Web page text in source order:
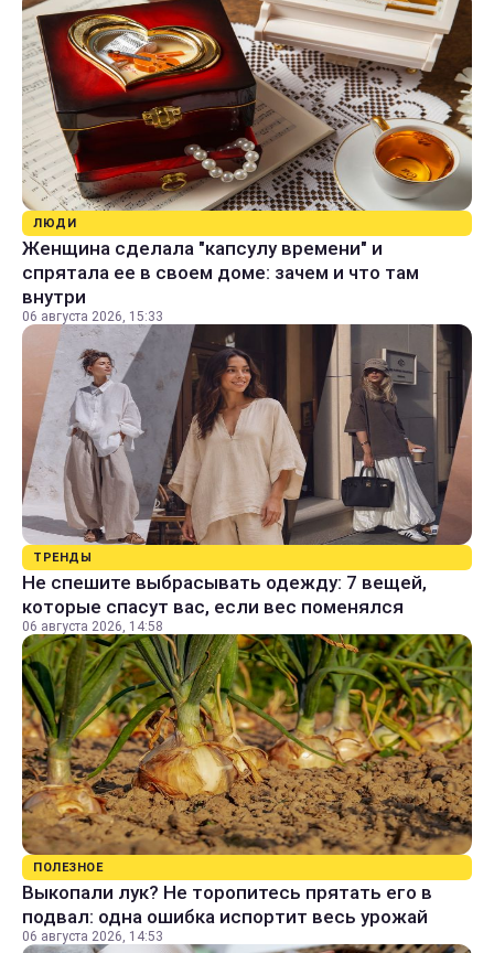
ЛЮДИ
Женщина сделала "капсулу времени" и
спрятала ее в своем доме: зачем и что там
внутри
06 августа 2026, 15:33
ТРЕНДЫ
Не спешите выбрасывать одежду: 7 вещей,
которые спасут вас, если вес поменялся
06 августа 2026, 14:58
ПОЛЕЗНОЕ
Выкопали лук? Не торопитесь прятать его в
подвал: одна ошибка испортит весь урожай
06 августа 2026, 14:53